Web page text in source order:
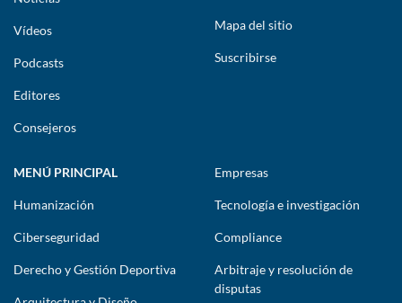
Vídeos
Podcasts
Editores
Consejeros
Mapa del sitio
Suscribirse
MENÚ PRINCIPAL
Humanización
Ciberseguridad
Derecho y Gestión Deportiva
Empresas
Tecnología e investigación
Compliance
Arbitraje y resolución de
disputas